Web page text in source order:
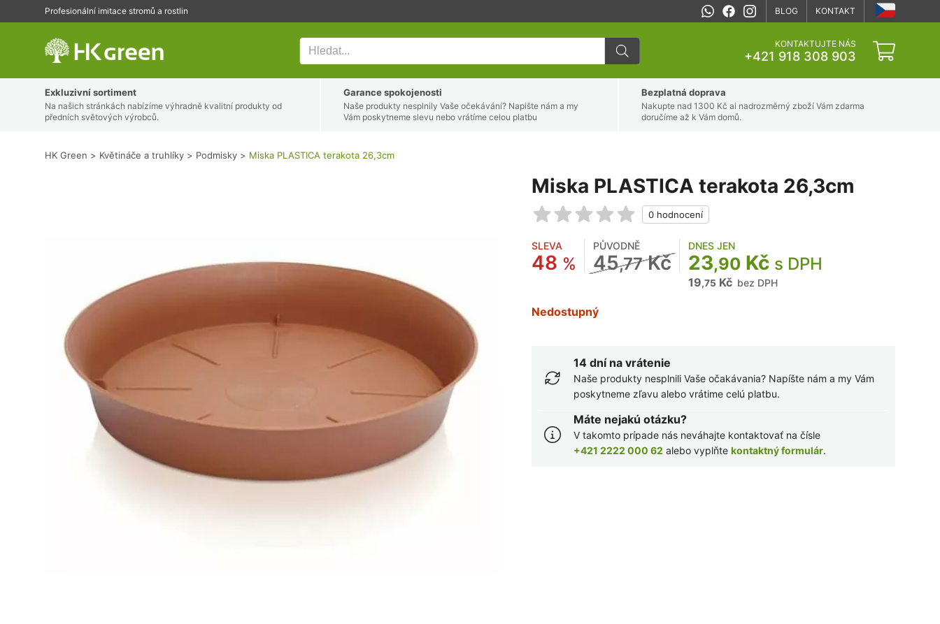
Profesionální imitace stromů a rostlin BLOG
KONTAKT
KONTAKTUJTE NÁS
+421 918 308 903
HK Green Květináče a truhlíky Podmisky Miska PLASTICA terakota 26,3cm
Exkluzivní sortiment
Na našich stránkách nabízíme výhradně kvalitní produkty od
předních světových výrobců.
Garance spokojenosti
Naše produkty nesplnily Vaše očekávání? Napište nám a my
Vám poskytneme slevu nebo vrátíme celou platbu
Bezplatná doprava
Nakupte nad 1300 Kč ai nadrozměrný zboží Vám zdarma
doručíme až k Vám domů.
Miska PLASTICA terakota 26,3cm
SLEVA
48 %
PŮVODNĚ
45,77Kč
DNES JEN
23,90 Kč s DPH
19,75 Kč bez DPH
Nedostupný
14 dní na vrátenie
Naše produkty nesplnili Vaše očakávania? Napíšte nám a my Vám
poskytneme zľavu alebo vrátime celú platbu.
Máte nejakú otázku?
V takomto prípade nás neváhajte kontaktovať na čísle
+421 2222 000 62 alebo vyplňte kontaktný formulár.